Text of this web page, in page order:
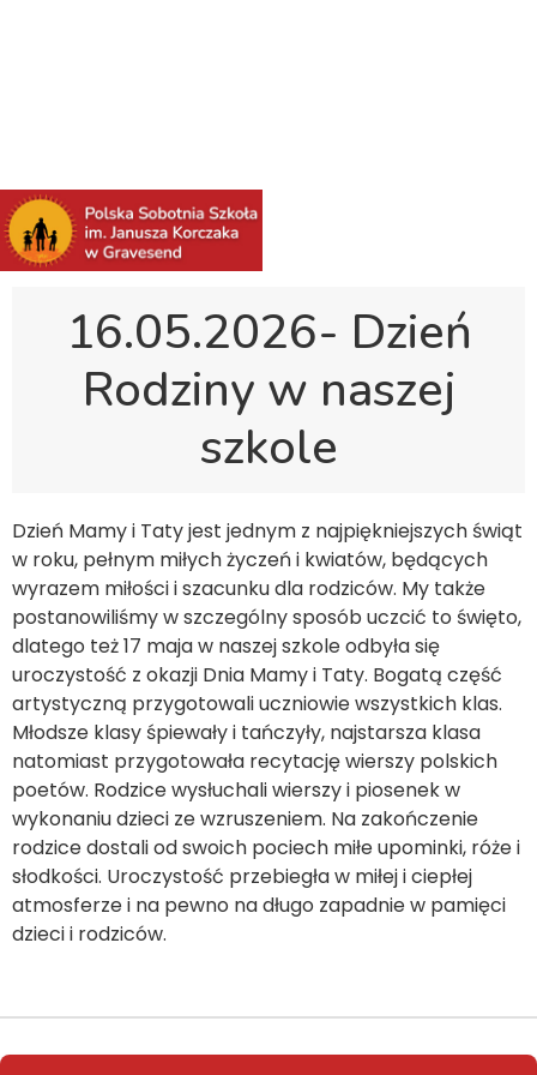
16.05.2026- Dzień
Rodziny w naszej
szkole
Dzień Mamy i Taty jest jednym z najpiękniejszych świąt
w roku, pełnym miłych życzeń i kwiatów, będących
wyrazem miłości i szacunku dla rodziców. My także
postanowiliśmy w szczególny sposób uczcić to święto,
dlatego też 17 maja w naszej szkole odbyła się
uroczystość z okazji Dnia Mamy i Taty. Bogatą część
artystyczną przygotowali uczniowie wszystkich klas.
Młodsze klasy śpiewały i tańczyły, najstarsza klasa
natomiast przygotowała recytację wierszy polskich
poetów. Rodzice wysłuchali wierszy i piosenek w
wykonaniu dzieci ze wzruszeniem. Na zakończenie
rodzice dostali od swoich pociech miłe upominki, róże i
słodkości. Uroczystość przebiegła w miłej i ciepłej
atmosferze i na pewno na długo zapadnie w pamięci
dzieci i rodziców.